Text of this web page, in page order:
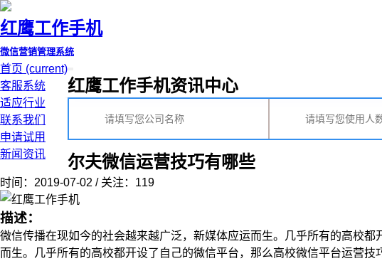
红鹰工作手机
微信营销管理系统
首页 (current)
客服系统
适应行业
联系我们
申请试用
新闻资讯
红鹰工作手机资讯中心
尔夫微信运营技巧有哪些
时间：2019-07-02 / 关注：119
描述：
微信传播在现如今的社会越来越广泛，新媒体应运而生。几乎所有的高校
而生。几乎所有的高校都开设了自己的微信平台，那么高校微信平台运